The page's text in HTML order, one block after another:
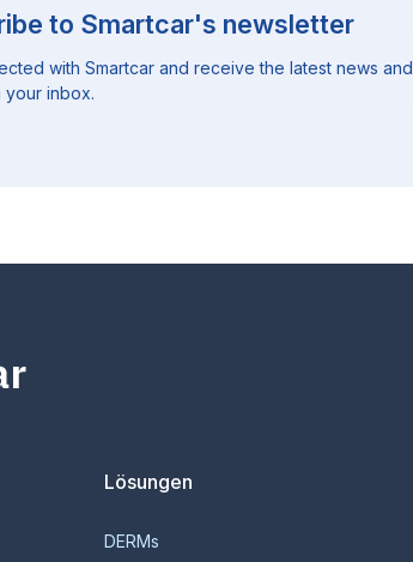
to Smartcar's newsletter
with Smartcar and receive the latest news and
your inbox.
Lösungen
DERMs